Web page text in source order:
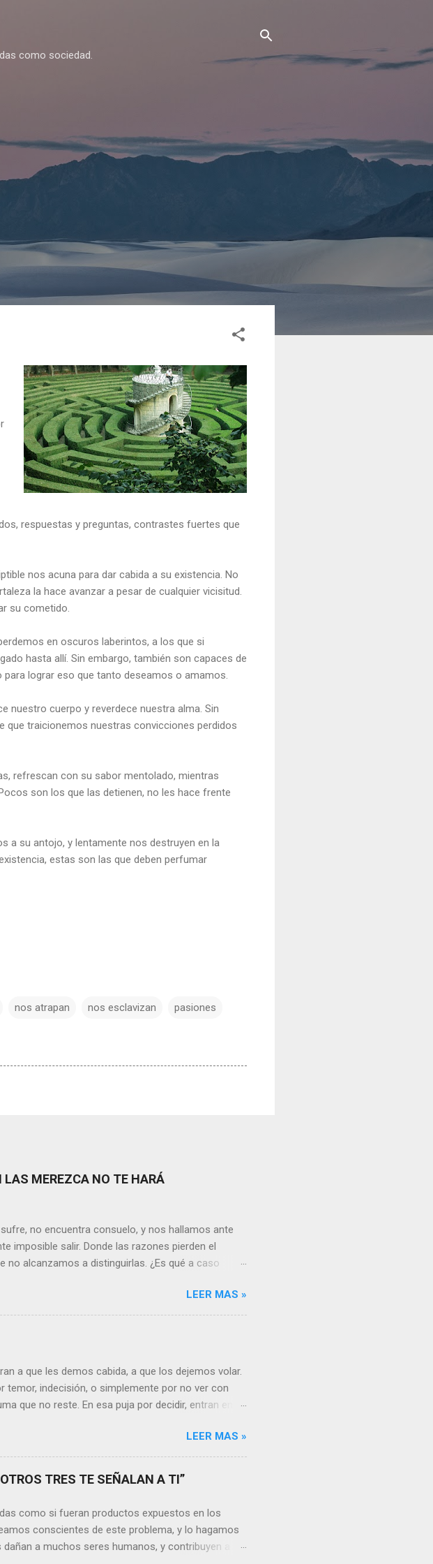
como sociedad.
respuestas y preguntas, contrastes fuertes que
nos acuna para dar cabida a su existencia. No
la hace avanzar a pesar de cualquier vicisitud.
su cometido.
en oscuros laberintos, a los que si
hasta allí. Sin embargo, también son capaces de
lograr eso que tanto deseamos o amamos.
nuestro cuerpo y reverdece nuestra alma. Sin
que traicionemos nuestras convicciones perdidos
refrescan con su sabor mentolado, mientras
son los que las detienen, no les hace frente
a su antojo, y lentamente nos destruyen en la
estas son las que deben perfumar
nos atrapan nos esclavizan pasiones
LAS MEREZCA NO TE HARÁ
no encuentra consuelo, y nos hallamos ante
imposible salir. Donde las razones pierden el
no alcanzamos a distinguirlas. ¿Es qué a caso
parte, si nos ponemos a pensar en algún
una persona. Entonces ¿cómo encarar el dolor?
que dice que “ninguna persona merece tus
ojos del amor tienen esa virtud de embellecer...
LEER MAS »
a que les demos cabida, a que los dejemos volar.
temor, indecisión, o simplemente por no ver con
que no reste. En esa puja por decidir, entran en
forma a nuestro día a día, y lo más importante es
en la medida que pasa la vida se hacen más
lo difícil es donde más aprendemos, porque desde
Ave Fénix. Sin embargo, está en cada uno no
Quizás aquí radique la mayor dificultad, por...
LEER MAS »
TRES TE SEÑALAN A TI”
como si fueran productos expuestos en los
conscientes de este problema, y lo hagamos
a muchos seres humanos, y contribuyen a la